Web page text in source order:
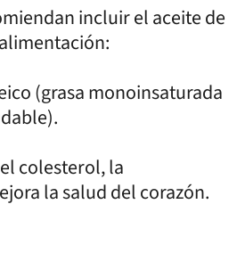
incluir el aceite de
(grasa monoinsaturada
colesterol, la
la salud del corazón.